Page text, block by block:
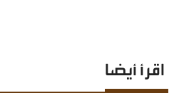
اقرأ أيضا